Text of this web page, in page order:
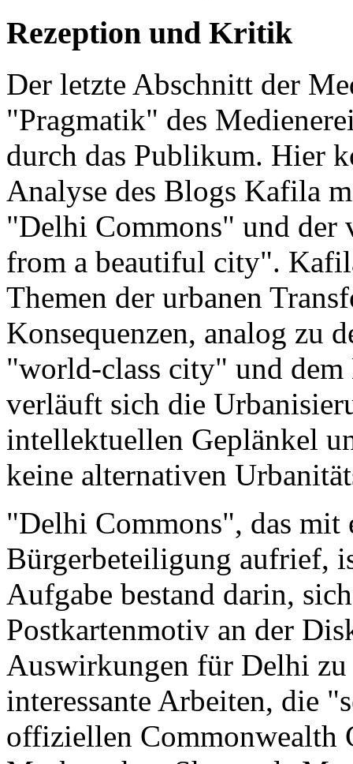
Rezeption und Kritik
Der letzte Abschnitt der
"Pragmatik" des
durch das Publikum. Hier
Analyse des Blogs Kafila
"Delhi Commons" und der
from a beautiful city".
Themen der urbanen
Konsequenzen, analog zu
"world-class city" und
verläuft sich die
intellektuellen Geplänkel
keine alternativen
"Delhi Commons", das mit
Bürgerbeteiligung aufrief,
Aufgabe bestand darin,
Postkartenmotiv an der
Auswirkungen für Delhi
interessante Arbeiten, die
offiziellen Commonwealth